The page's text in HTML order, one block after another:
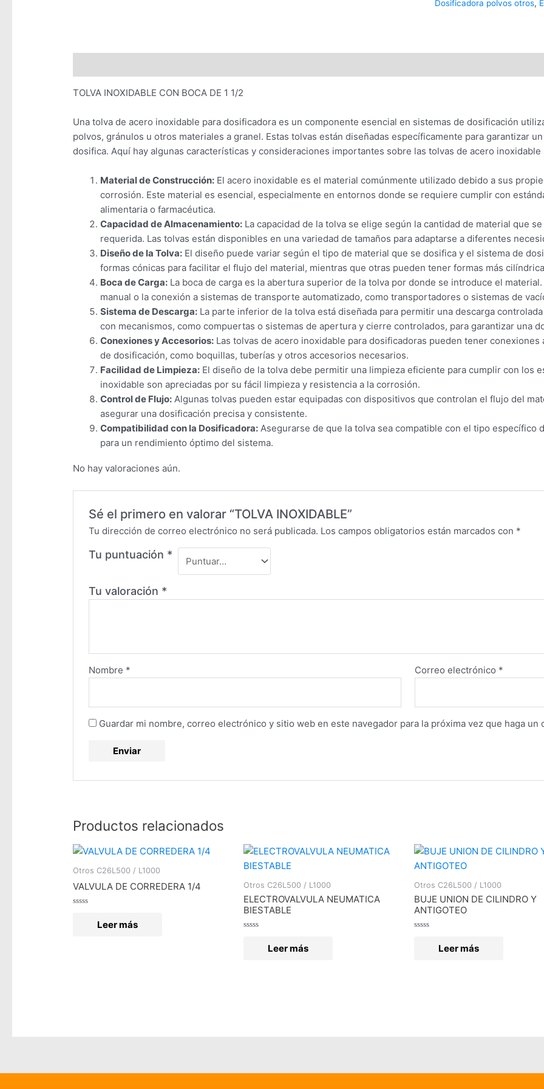
Dosificadora polvos otros,
TOLVA INOXIDABLE CON BOCA DE 1 1/2
Una tolva de acero inoxidable para dosificadora es un componente esencial en sistemas de dosificación
polvos, gránulos u otros materiales a granel. Estas tolvas están diseñadas específicamente para garantizar
dosifica. Aquí hay algunas características y consideraciones importantes sobre las tolvas de acero inoxidable
Material de Construcción: El acero inoxidable es el material comúnmente utilizado debido a sus
corrosión. Este material es esencial, especialmente en entornos donde se requiere cumplir con
alimentaria o farmacéutica.
Capacidad de Almacenamiento: La capacidad de la tolva se elige según la cantidad de material que
requerida. Las tolvas están disponibles en una variedad de tamaños para adaptarse a diferentes
Diseño de la Tolva: El diseño puede variar según el tipo de material que se dosifica y el sistema de
formas cónicas para facilitar el flujo del material, mientras que otras pueden tener formas más
Boca de Carga: La boca de carga es la abertura superior de la tolva por donde se introduce el
manual o la conexión a sistemas de transporte automatizado, como transportadores o sistemas de
Sistema de Descarga: La parte inferior de la tolva está diseñada para permitir una descarga
con mecanismos, como compuertas o sistemas de apertura y cierre controlados, para garantizar una
Conexiones y Accesorios: Las tolvas de acero inoxidable para dosificadoras pueden tener
de dosificación, como boquillas, tuberías y otros accesorios necesarios.
Facilidad de Limpieza: El diseño de la tolva debe permitir una limpieza eficiente para cumplir con los
inoxidable son apreciadas por su fácil limpieza y resistencia a la corrosión.
Control de Flujo: Algunas tolvas pueden estar equipadas con dispositivos que controlan el flujo del
asegurar una dosificación precisa y consistente.
Compatibilidad con la Dosificadora: Asegurarse de que la tolva sea compatible con el tipo específico
para un rendimiento óptimo del sistema.
No hay valoraciones aún.
Sé el primero en valorar “TOLVA INOXIDABLE”
Tu dirección de correo electrónico no será publicada. Los campos obligatorios están marcados con *
Tu puntuación *
Tu valoración *
Nombre * Correo electrónico *
Guardar mi nombre, correo electrónico y sitio web en este navegador para la próxima vez que haga un
Productos relacionados
Otros C26L500 / L1000
VALVULA DE CORREDERA 1/4
Leer más
Otros C26L500 / L1000
ELECTROVALVULA NEUMATICA
BIESTABLE
Leer más
Otros C26L500 / L1000
BUJE UNION DE CILINDRO Y
ANTIGOTEO
Leer más